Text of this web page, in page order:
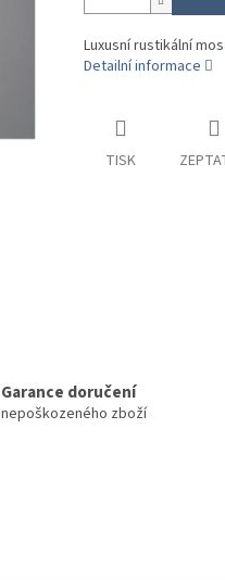
Luxusní rustikální
Detailní informace
TISK
Garance doručení
nepoškozeného zboží